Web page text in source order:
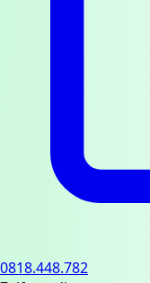
0818.448.782